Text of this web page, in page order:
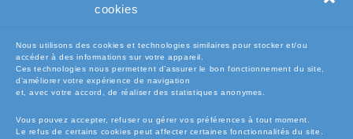
cookies
Nous utilisons des cookies et technologies similaires pour stocker et/ou
accéder à des informations sur votre appareil.
Ces technologies nous permettent d’assurer le bon fonctionnement du site,
d’améliorer votre expérience de navigation
et, avec votre accord, de réaliser des statistiques anonymes.
Vous pouvez accepter, refuser ou gérer vos préférences à tout moment.
Le refus de certains cookies peut affecter certaines fonctionnalités du site.